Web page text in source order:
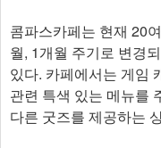
콤파스카페는 현재 20
월, 1개월 주기로 변경
있다. 카페에서는 게임
관련 특색 있는 메뉴를
다른 굿즈를 제공하는